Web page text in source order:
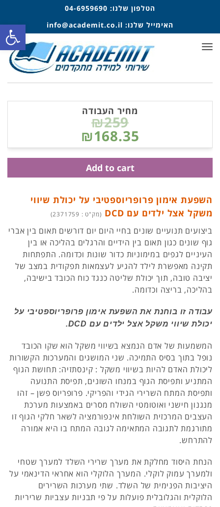
הטלפון שלנו: 04-6959690
האימייל שלנו: info@academit.co.il
תפריט
השפעת אימון פרופריוספטיבי על יכולת שיווי
משקל אצל ילדים עם DCD
(מק"ט : 2371759)
ביצועים תנועיים שונים בחיי היום יום דורשים תאום בין אברי
גוף שונים כגון תאום בין הידיים והרגלים בהליכה או בין
העיניים לגפים במימוניות כדור שונות וכדומה. התפתחות
תקינה מאפשרת לילד להגיע לעצמאות תפקודית במצב של
יציבה טובה, תוך יכולת שליטה כנגד כוח הכובד בישיבה,
בהליכה, בריצה וכדומה.
עבודה זו בוחנת את השפעת אימון פרופריוספטיבי על
יכולת שיווי משקל אצל ילדים עם DCD.
המשמעות של אדם הנמצא בשיווי משקל הוא שקו הכובד
נופל בתוך בסיס התמיכה. שני המושגים והמערכות הקשורות
ליכולת האדם להיות בשיווי משקל : קינסתזיה: תחושת הגוף
המתניע ותפיסת הגוף במנחו השונים, תפיסת התנועה
ותפיסת המתח השרירי הגידי והפריקי. פרופריוס פשן – זהו
מנגנון חישני ואוטומטי השולח מסרים באמצעות מערכת
העצבים המרכזית השולחת אינפורמציה לשאר חלקי הגוף זו
מתורגמת לתגובה המתאימה לגובה המתח בו היא אמורה
להתרחש.
הנחת היסוד מחלקת את מערך שרירי השלד למערך שטחי
ולמערך עמוק לוקלי. המערך הלוקלי הוא אחראי הדינאמי על
היציבות הפנימית של השלד. שתי מערכות השרירים
הלוקלית והגלובלית פועלות על פי תבניות עצביות שריריות
מחיר העבודה
₪259
₪168.35
Add to cart
פתח